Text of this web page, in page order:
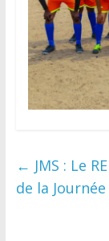
← JMS : Le
de la